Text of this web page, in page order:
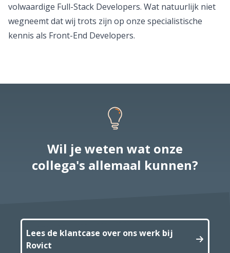
volwaardige Full-Stack Developers. Wat natuurlijk niet
wegneemt dat wij trots zijn op onze specialistische
kennis als Front-End Developers.
Wil je weten wat onze
collega's allemaal kunnen?
Lees de klantcase over ons werk bij
Rovict